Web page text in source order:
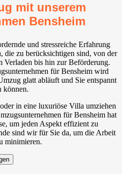
mit unserem
Bensheim
und stressreiche Erfahrung
die zu berücksichtigen sind, von der
Verladen bis hin zur Beförderung.
für Bensheim wird
glatt abläuft und Sie entspannt
können.
in eine luxuriöse Villa umziehen
für Bensheim hat
um jeden Aspekt effizient zu
sind wir für Sie da, um die Arbeit
minimieren.